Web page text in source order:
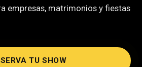
empresas, matrimonios y fiestas
TU SHOW